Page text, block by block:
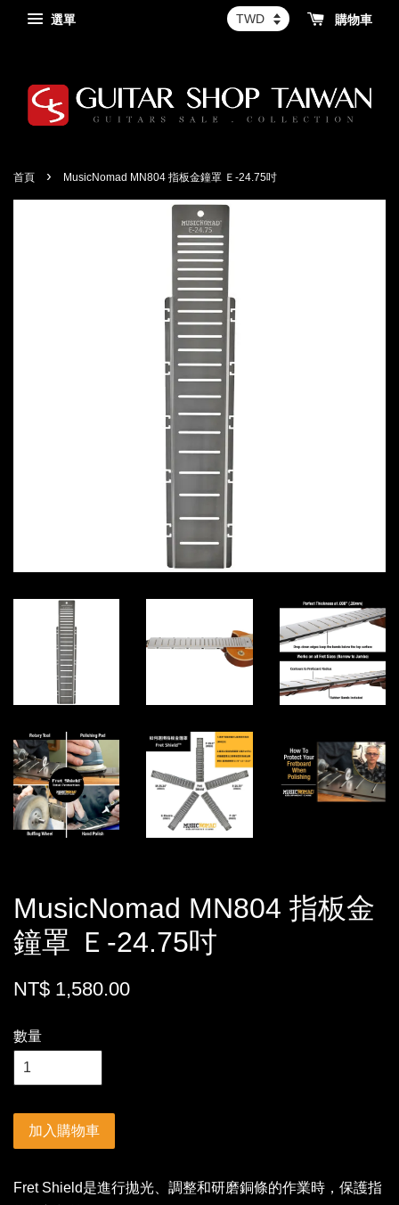
選單 購物車
首頁 › MusicNomad MN804 指板金鐘罩 Ｅ-24.75吋
MusicNomad MN804 指板金
鐘罩 Ｅ-24.75吋
NT$ 1,580.00
數量
加入購物車
Fret Shield是進行拋光、調整和研磨銅條的作業時，保護指